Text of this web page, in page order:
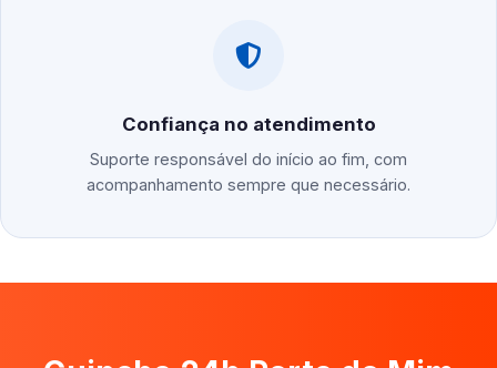
Confiança no atendimento
Suporte responsável do início ao fim, com
acompanhamento sempre que necessário.